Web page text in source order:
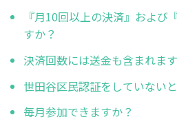
『月10回以上の決済』およ
すか？
決済回数には送金も含まれま
世田谷区民認証をしていない
毎月参加できますか？